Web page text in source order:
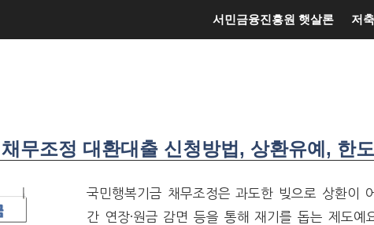
서민금융진흥원 햇살론 저
무조정 대환대출 신청방법, 상환유예, 한
국민행복기금 채무조정은 과도한 빚으로 상환이
간 연장·원금 감면 등을 통해 재기를 돕는 제도예